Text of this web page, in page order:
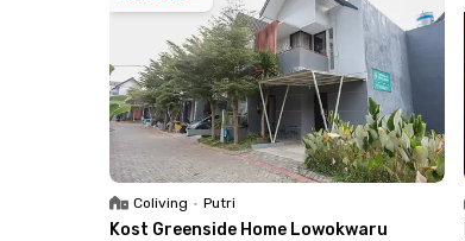
Coliving • Putri
Kost Greenside Home Lowokwaru